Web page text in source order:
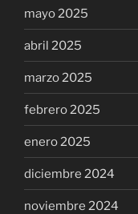
mayo 2025
abril 2025
marzo 2025
febrero 2025
enero 2025
diciembre 2024
noviembre 2024